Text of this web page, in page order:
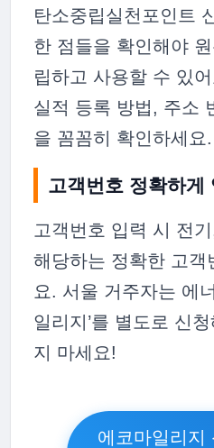
탄소중립실천포인트
한 점들을 확인해야
립하고 사용할 수 있
실적 등록 방법, 주소
을 꼼꼼히 확인하세요.
고객번호 정확하게
고객번호 입력 시 전
해당하는 정확한 고객
요. 서울 거주자는 에
일리지’를 별도로 신
지 마세요!
에코마일리지